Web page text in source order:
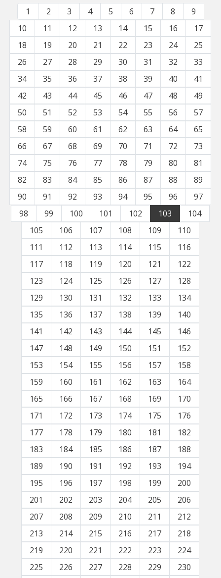
1 2 3 4 5 6 7 8
9
10
11 12 13 14 15 16
17
18
19 20 21 22 23 24
25
26
27 28 29 30 31 32
33
34
35 36 37 38 39 40
41
42
43 44 45 46 47 48
49
50
51 52 53 54 55 56
57
58
59 60 61 62 63 64
65
66
67 68 69 70 71 72
73
74
75 76 77 78 79 80
81
82
83 84 85 86 87 88
89
90
91 92 93 94 95 96
97
98
99 100 101 102 103
104
105
106 107 108 109
110
111
112 113 114 115
116
117
118 119 120 121
122
123
124 125 126 127
128
129
130 131 132 133
134
135
136 137 138 139
140
141
142 143 144 145
146
147
148 149 150 151
152
153
154 155 156 157
158
159
160 161 162 163
164
165
166 167 168 169
170
171
172 173 174 175
176
177
178 179 180 181
182
183
184 185 186 187
188
189
190 191 192 193
194
195
196 197 198 199
200
201
202 203 204 205
206
207
208 209 210 211
212
213
214 215 216 217
218
219
220 221 222 223
224
225
226 227 228 229
230